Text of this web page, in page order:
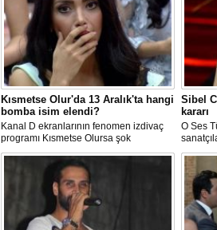
Kısmetse Olur'da 13 Aralık'ta hangi
bomba isim elendi?
Kanal D ekranlarının fenomen izdivaç
programı Kısmetse Olursa şok
gelişmeler var.Hangi aday elendi
sorusu oldukça merak ediliyor.İşte
Sibel
kararı
O Ses
sonra